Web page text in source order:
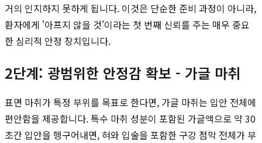
거의 인지하지 못하게 됩니다. 이것은 단순한 준비 과정이 아니라,
환자에게 '아프지 않을 것'이라는 첫 번째 신뢰를 주는 매우 중요
한 심리적 안정 장치입니다.
2단계: 광범위한 안정감 확보 - 가글 마취
표면 마취가 특정 부위를 목표로 한다면, 가글 마취는 입안 전체에
편안함을 제공합니다. 특수 마취 성분이 포함된 가글액으로 약 30
초간 입안을 헹구어내면, 혀와 입술을 포함한 구강 점막 전체가 부